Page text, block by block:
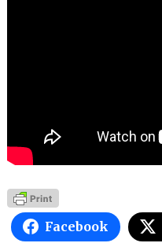
Facebook